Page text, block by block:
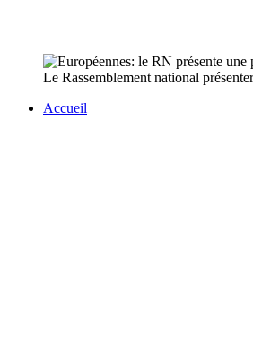
Le Rassemblement national
Accueil